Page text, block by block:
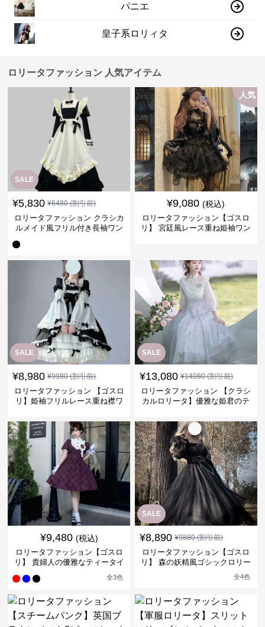
パニエ
皇子系ロリィタ
ロリータファッション 人気アイテム
SALE
¥5,830 ¥6480(割引前)
ロリータファッション クラシカ
ルメイド風フリル付き長袖ワン
人気
¥9,080 (税込)
ロリータファッション【ゴスロ
リ】 宮廷風レース重ね姫袖ワン
SALE
¥8,980 ¥9980(割引前)
ロリータファッション 【ゴスロ
リ】姫袖フリルレース重ね襟ワ
SALE
¥13,080 ¥14080(割引前)
ロリータファッション 【クラシ
カルロリータ】優雅な姫君のテ
¥9,480 (税込)
ロリータファッション【ゴスロ
リ】 貴婦人の優雅なティータイ
全3色
SALE
¥8,890 ¥9880(割引前)
ロリータファッション【ゴスロ
リ】 森の妖精風ゴシックロリー
全4色